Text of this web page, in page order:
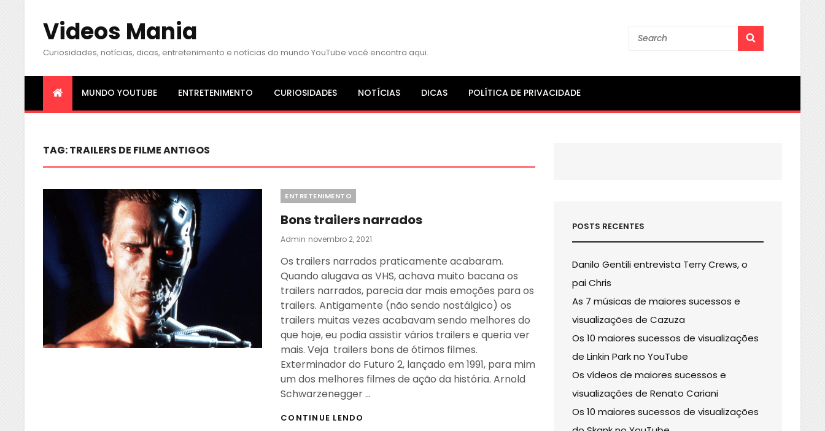
Videos Mania
Curiosidades, notícias, dicas, entretenimento e notícias do mundo YouTube você encontra aqui.
Search
MUNDO YOUTUBE ENTRETENIMENTO CURIOSIDADES NOTÍCIAS DICAS POLÍTICA DE PRIVACIDADE
TAG:TRAILERS DE FILME ANTIGOS
Categories
ENTRETENIMENTO
Bons trailers narrados
Admin Posted
Novembro 2, 2021
Os trailers narrados praticamente acabaram.
Quando alugava as VHS, achava muito bacana os
trailers narrados, parecia dar mais emoções para os
trailers. Antigamente (não sendo nostálgico) os
trailers muitas vezes acabavam sendo melhores do
que hoje, eu podia assistir vários trailers e queria ver
mais. Veja trailers bons de ótimos filmes.
Exterminador do Futuro 2, lançado em 1991, para mim
um dos melhores filmes de ação da história. Arnold
Schwarzenegger …
CONTINUE LENDO
POSTS RECENTES
Danilo Gentili entrevista Terry Crews, o
pai Chris
As 7 músicas de maiores sucessos e
visualizações de Cazuza
Os 10 maiores sucessos de visualizações
de Linkin Park no YouTube
Os vídeos de maiores sucessos e
visualizações de Renato Cariani
Os 10 maiores sucessos de visualizações